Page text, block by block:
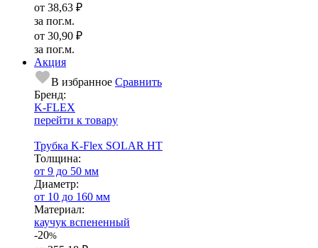
от 38,63 ₽
за пог.м.
от 30,90 ₽
за пог.м.
Акция
В избранное Сравнить
Бренд:
K-FLEX
перейти к товару
Трубка K-Flex SOLAR HT
Тол­щи­на:
от 9 до 50 мм
Диаметр:
от 10 до 160 мм
Ма­­те­­ри­­ал:
каучук вспененный
-20%